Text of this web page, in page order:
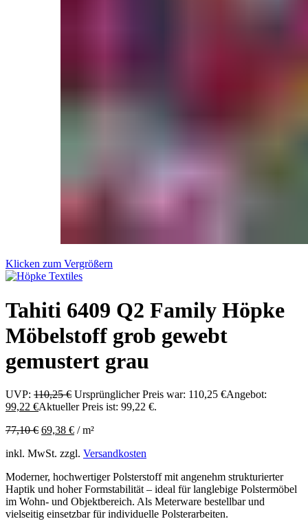
Klicken zum Vergrößern
Tahiti 6409 Q2 Family Höpke
Möbelstoff grob gewebt
gemustert grau
UVP: 110,25€ Ursprünglicher Preis war: 110,25 €Angebot:
99,22 €Aktueller Preis ist: 99,22 €.
77,10€ 69,38 € /m²
inkl. MwSt. zzgl. Versandkosten
Moderner, hochwertiger Polsterstoff mit angenehm strukturierter
Haptik und hoher Formstabilität – ideal für langlebige Polstermöbel
im Wohn- und Objektbereich. Als Meterware bestellbar und
vielseitig einsetzbar für individuelle Polsterarbeiten.